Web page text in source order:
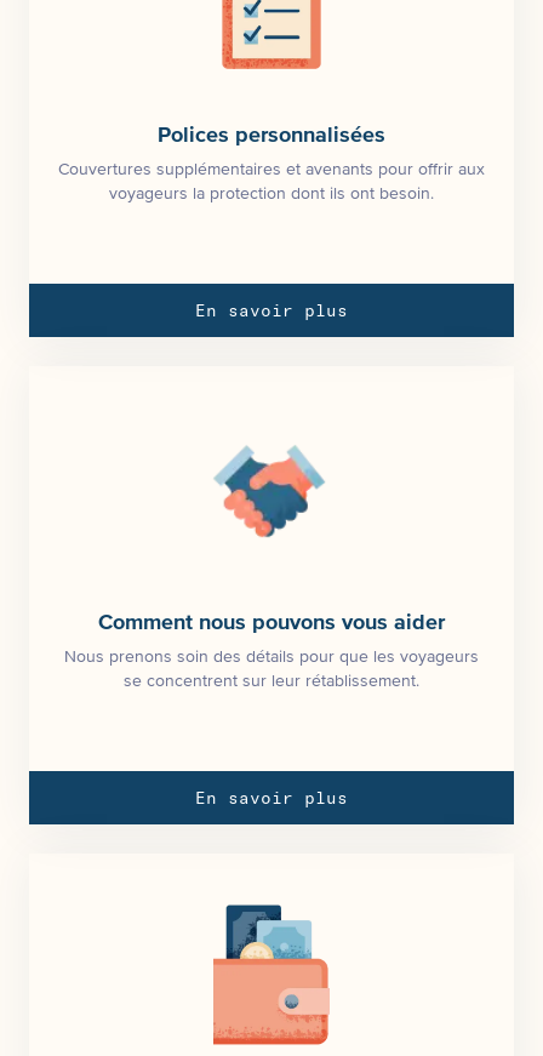
Polices personnalisées
Couvertures supplémentaires et avenants pour offrir aux
voyageurs la protection dont ils ont besoin.
En savoir plus
Comment nous pouvons vous aider
Nous prenons soin des détails pour que les voyageurs
se concentrent sur leur rétablissement.
En savoir plus